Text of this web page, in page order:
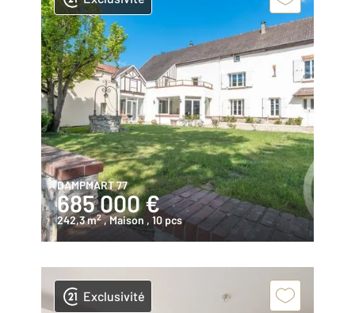
DAMPMART 77
685 000 €
242,3 m2 , Maison , 10 pcs
Exclusivité